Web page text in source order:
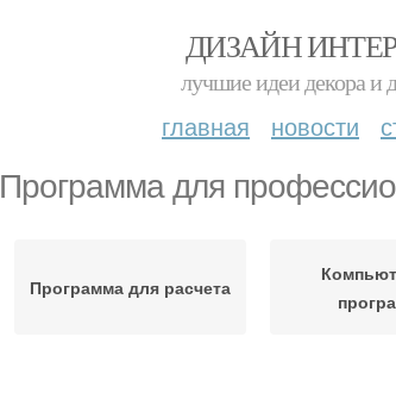
ДИЗАЙН
лучшие идеи декора и
главная новости
Программа для
Программа для расчета